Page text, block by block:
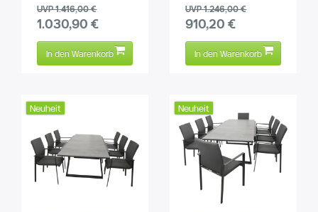
UVP 1.416,00 €
1.030,90 €
In den Warenkorb
UVP 1.246,00 €
910,20 €
In den Warenkorb
Neuheit Neuheit